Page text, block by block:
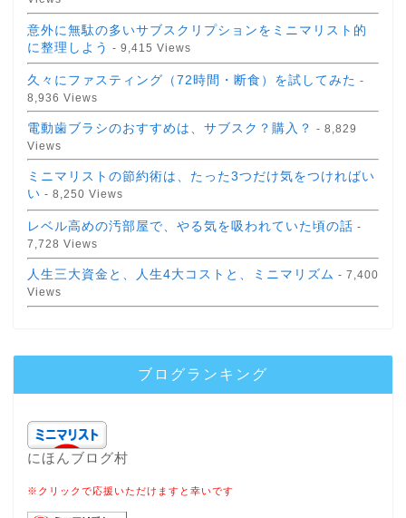
意外に無駄の多いサブスクリプションをミニマリスト的
に整理しよう - 9,415 Views
久々にファスティング（72時間・断食）を試してみた -
8,936 Views
電動歯ブラシのおすすめは、サブスク？購入？ - 8,829
Views
ミニマリストの節約術は、たった3つだけ気をつければい
い - 8,250 Views
レベル高めの汚部屋で、やる気を吸われていた頃の話 -
7,728 Views
人生三大資金と、人生4大コストと、ミニマリズム - 7,400
Views
ブログランキング
にほんブログ村
※クリックで応援いただけますと幸いです